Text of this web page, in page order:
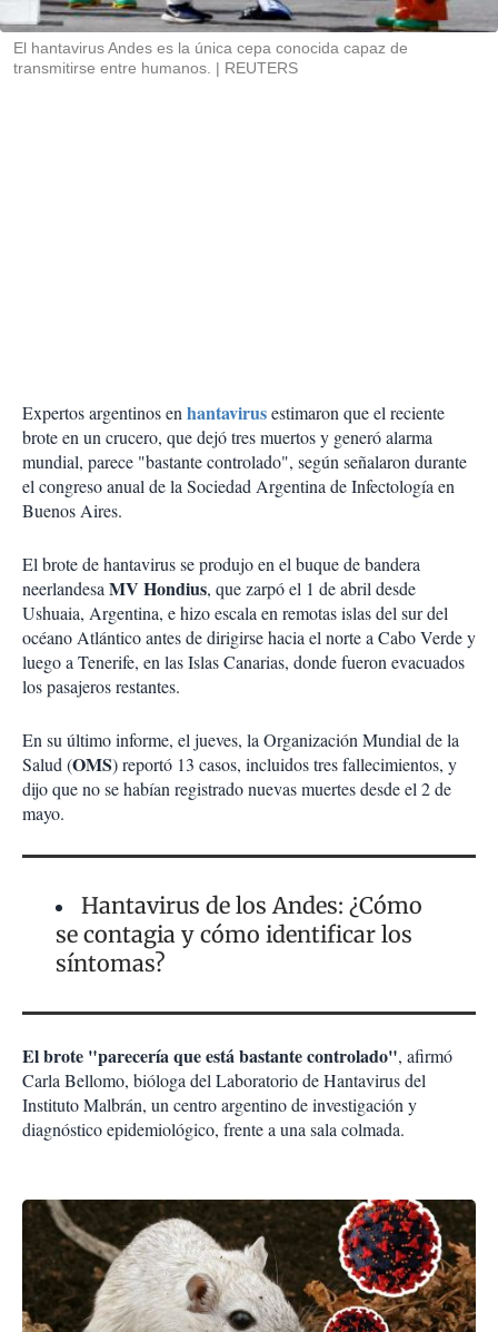
i
r
El hantavirus Andes es la única cepa conocida capaz de
transmitirse entre humanos.
REUTERS
Expertos argentinos enhantavirusestimaron que el reciente
brote en un crucero, que dejó tres muertos y generó alarma
mundial, parece "bastante controlado", según señalaron durante
el congreso anual de la Sociedad Argentina de Infectología en
Buenos Aires.
El brote de hantavirus se produjo en el buque de bandera
neerlandesaMV Hondius, que zarpó el 1 de abril desde
Ushuaia, Argentina, e hizo escala en remotas islas del sur del
océano Atlántico antes de dirigirse hacia el norte a Cabo Verde y
luego a Tenerife, en las Islas Canarias, donde fueron evacuados
los pasajeros restantes.
En su último informe, el jueves, la Organización Mundial de la
Salud (OMS) reportó 13 casos, incluidos tres fallecimientos, y
dijo que no se habían registrado nuevas muertes desde el 2 de
mayo.
Hantavirus de los Andes: ¿Cómo
se contagia y cómo identificar los
síntomas?
El brote "parecería que está bastante controlado", afirmó
Carla Bellomo, bióloga del Laboratorio de Hantavirus del
Instituto Malbrán, un centro argentino de investigación y
diagnóstico epidemiológico, frente a una sala colmada.